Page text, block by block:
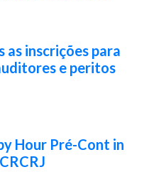
as inscrições para
e peritos
Hour Pré-Cont in